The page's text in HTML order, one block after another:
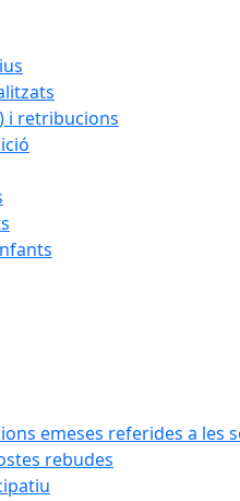
i retribucions
emeses referides a les
rebudes